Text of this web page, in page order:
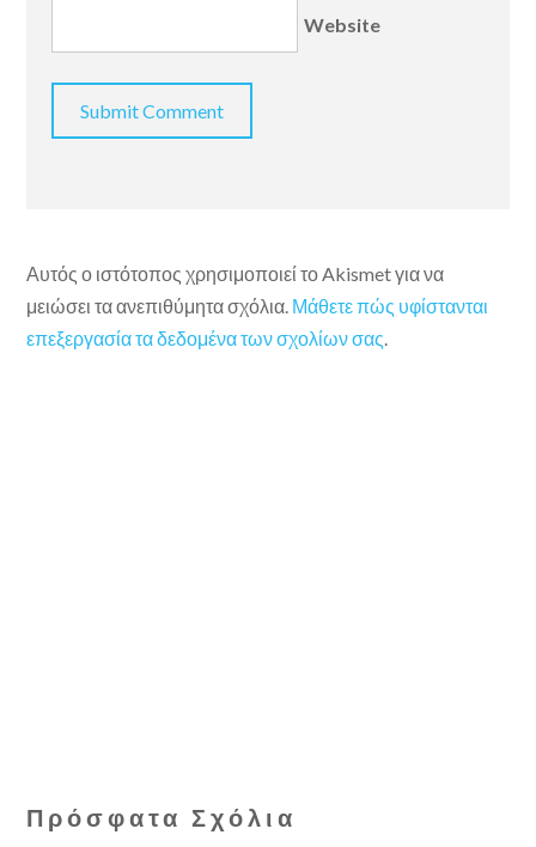
Website
Αυτός ο ιστότοπος χρησιμοποιεί το Akismet για να
μειώσει τα ανεπιθύμητα σχόλια. Μάθετε πώς υφίστανται
επεξεργασία τα δεδομένα των σχολίων σας.
Πρόσφατα Σχόλια